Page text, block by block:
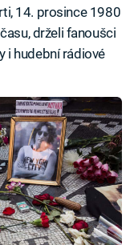
14. prosince 1980
drželi fanoušci
i hudební rádiové